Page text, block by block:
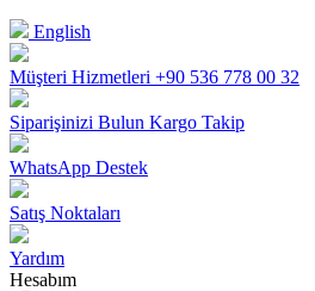
English
Müşteri Hizmetleri +90 536 778 00 32
Siparişinizi Bulun Kargo Takip
WhatsApp Destek
Satış Noktaları
Yardım
Hesabım